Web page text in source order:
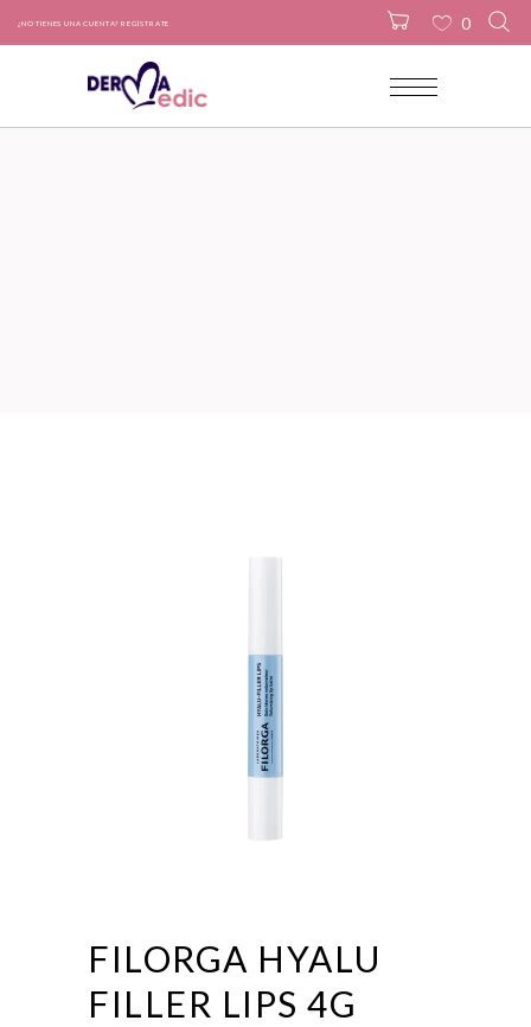
¿NO TIENES UNA CUENTA? REGÍSTRATE
No products in the cart.
0
FILORGA HYALU
FILLER LIPS 4G